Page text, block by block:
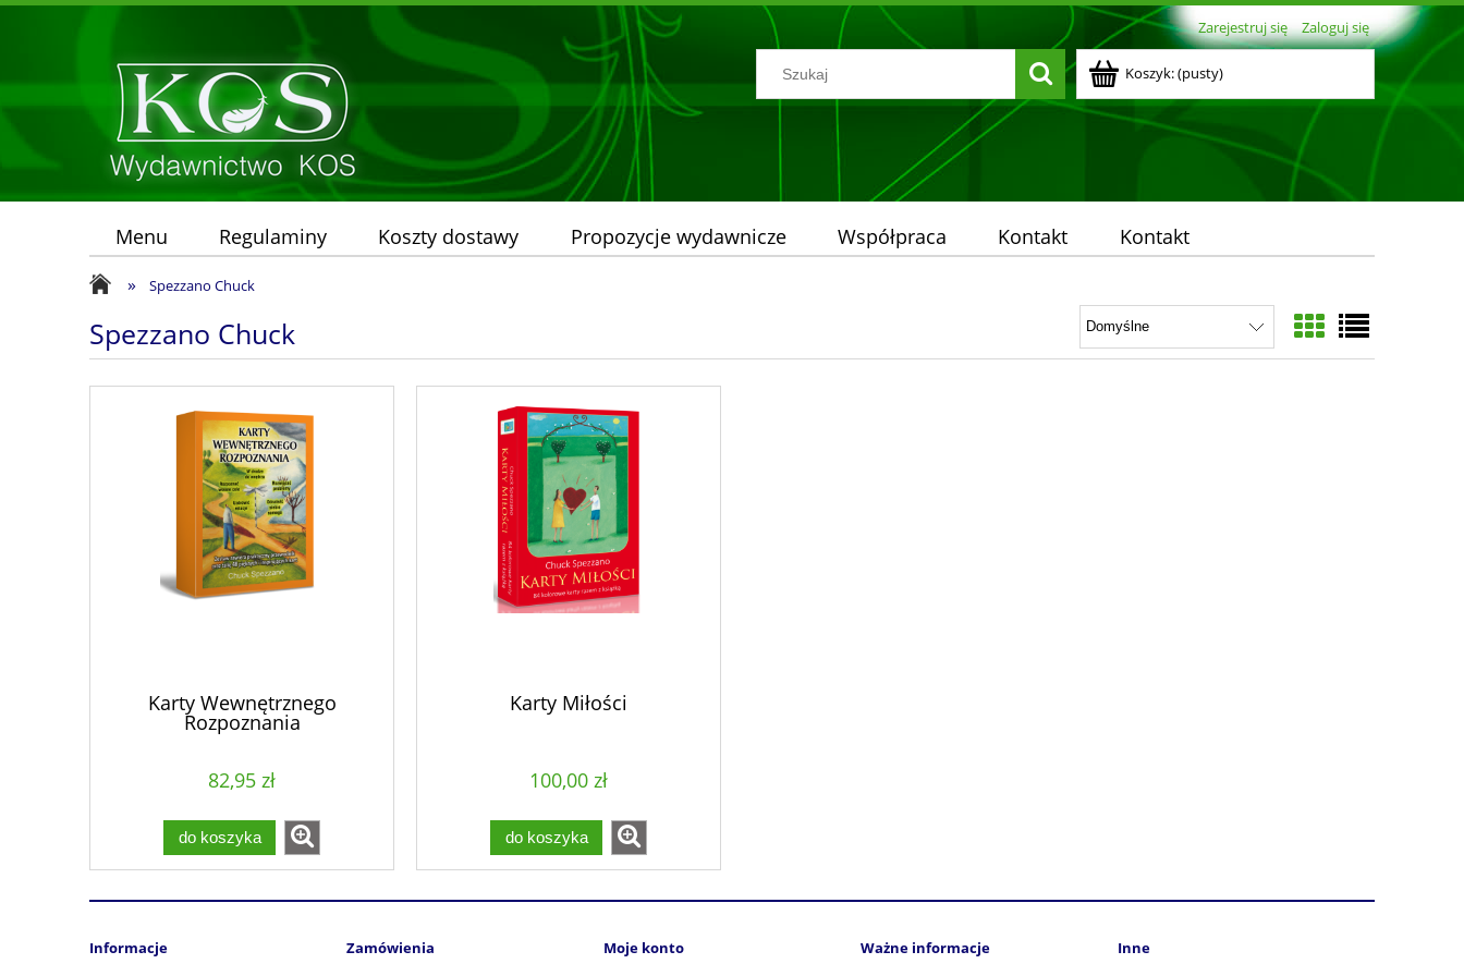
Zarejestruj się Zaloguj się
Koszyk:(pusty)
Menu Regulaminy Koszty dostawy Propozycje wydawnicze Współpraca Kontakt Kontakt
» Spezzano Chuck
Spezzano Chuck
Karty Wewnętrznego
Rozpoznania
82,95 zł
do koszyka
Karty Miłości
100,00 zł
do koszyka
Informacje Zamówienia Moje konto Ważne informacje Inne